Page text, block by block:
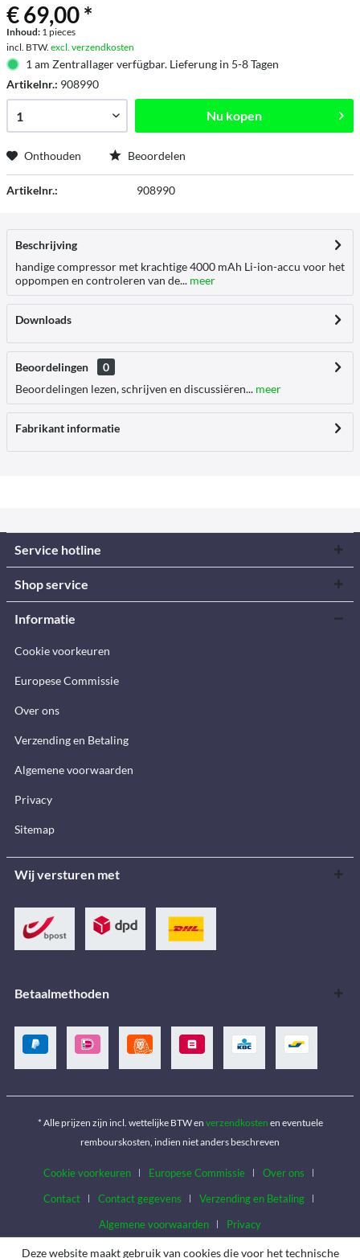
€ 69,00 *
Inhoud: 1 pieces
incl. BTW. excl. verzendkosten
1 am Zentrallager verfügbar. Lieferung in 5-8 Tagen
Artikelnr.: 908990
Nu kopen
Onthouden Beoordelen
Artikelnr.: 908990
Beschrijving
handige compressor met krachtige 4000 mAh Li-ion-accu voor het
oppompen en controleren van de... meer
Downloads
Beoordelingen
0
Beoordelingen lezen, schrijven en discussiëren... meer
Fabrikant informatie
Service hotline
Shop service
Informatie
Cookie voorkeuren
Europese Commissie
Over ons
Verzending en Betaling
Algemene voorwaarden
Privacy
Sitemap
Wij versturen met
Betaalmethoden
* Alle prijzen zijn incl. wettelijke BTW en verzendkosten en eventuele
rembourskosten, indien niet anders beschreven
Cookie voorkeuren Europese Commissie
Over ons
Contact
Contact gegevens
Verzending en Betaling
Algemene voorwaarden
Privacy
Deze website maakt gebruik van cookies die voor het technische